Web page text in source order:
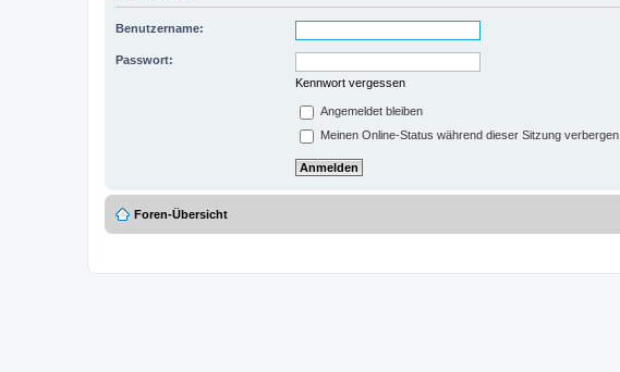
Benutzername:
Passwort:
Kennwort vergessen
Angemeldet bleiben
Meinen Online-Status während dieser Sitzung verbergen
Foren-Übersicht